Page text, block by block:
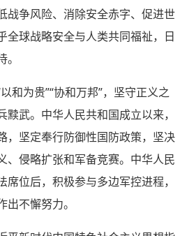
战争风险、消除安全赤字、促进世
全球战略安全与人类共同福祉，日
和为贵”“协和万邦”，坚守正义之
武。中华人民共和国成立以来，
，坚定奉行防御性国防政策，坚决
、侵略扩张和军备竞赛。中华人民
位后，积极参与多边军控进程，
不懈努力。